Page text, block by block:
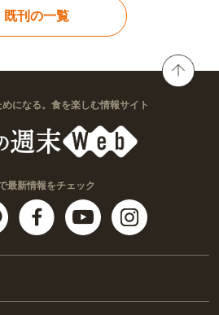
既刊の一覧
になる。食を楽しむ情報サイト
最新情報をチェック